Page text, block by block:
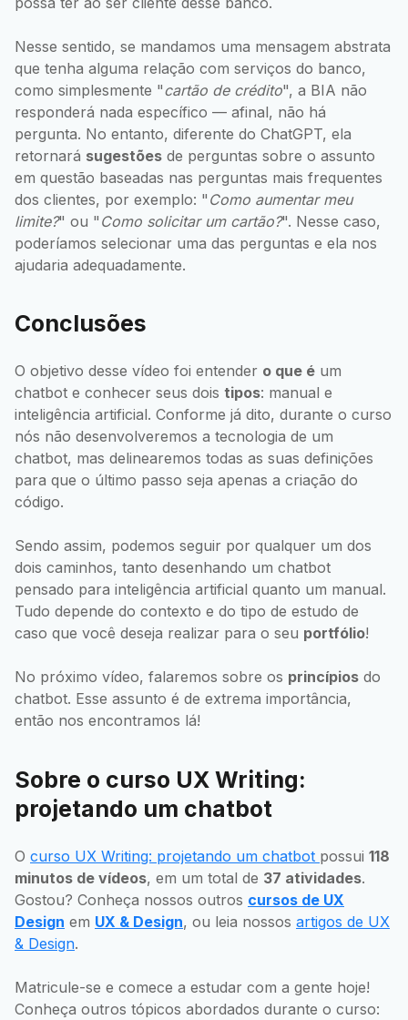
Nesse sentido, se mandamos uma mensagem abstrata
que tenha alguma relação com serviços do banco,
como simplesmente "cartão de crédito", a BIA não
responderá nada específico — afinal, não há
pergunta. No entanto, diferente do ChatGPT, ela
retornará sugestões de perguntas sobre o assunto
em questão baseadas nas perguntas mais frequentes
dos clientes, por exemplo: " Como aumentar meu
limite?" ou " Como solicitar um cartão?". Nesse caso,
poderíamos selecionar uma das perguntas e ela nos
ajudaria adequadamente.
Conclusões
O objetivo desse vídeo foi entender o que é um
chatbot e conhecer seus dois tipos: manual e
inteligência artificial. Conforme já dito, durante o curso
nós não desenvolveremos a tecnologia de um
chatbot, mas delinearemos todas as suas definições
para que o último passo seja apenas a criação do
código.
Sendo assim, podemos seguir por qualquer um dos
dois caminhos, tanto desenhando um chatbot
pensado para inteligência artificial quanto um manual.
Tudo depende do contexto e do tipo de estudo de
caso que você deseja realizar para o seu portfólio!
No próximo vídeo, falaremos sobre os princípios do
chatbot. Esse assunto é de extrema importância,
então nos encontramos lá!
Sobre o curso UX Writing:
projetando um chatbot
O curso UX Writing: projetando um chatbot possui 118
minutos de vídeos, em um total de 37 atividades.
Gostou? Conheça nossos outros cursos de UX
Design em UX & Design, ou leia nossos artigos de UX
& Design.
Matricule-se e comece a estudar com a gente hoje!
Conheça outros tópicos abordados durante o curso: